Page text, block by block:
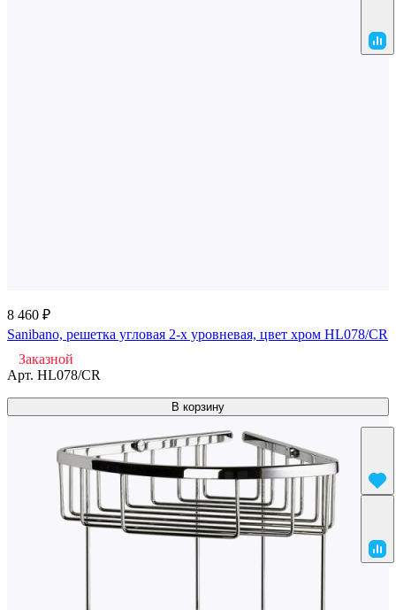
8 460 ₽
Sanibano, решетка угловая 2-х уровневая, цвет хром HL078/CR
Заказной
Арт. HL078/CR
В корзину